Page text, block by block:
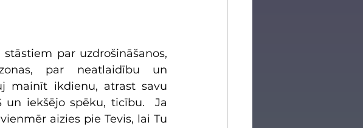
par uzdrošināšanos,
par neatlaidību un
mainīt ikdienu, atrast savu
iekšējo spēku, ticību.  Ja
aizies pie Tevis, lai Tu